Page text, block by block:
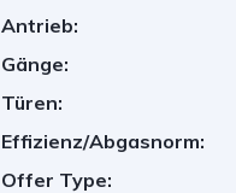
Antrieb:
Gänge:
Türen:
Effizienz/Abgasnorm:
Offer Type: